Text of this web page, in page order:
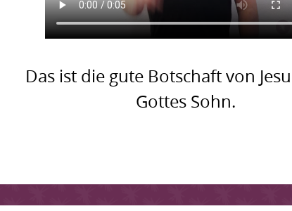
Das ist die gute Botschaft von
Gottes Sohn.